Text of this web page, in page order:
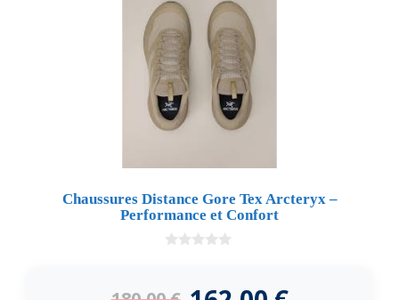
Chaussures Distance Gore Tex Arcteryx –
Performance et Confort
5